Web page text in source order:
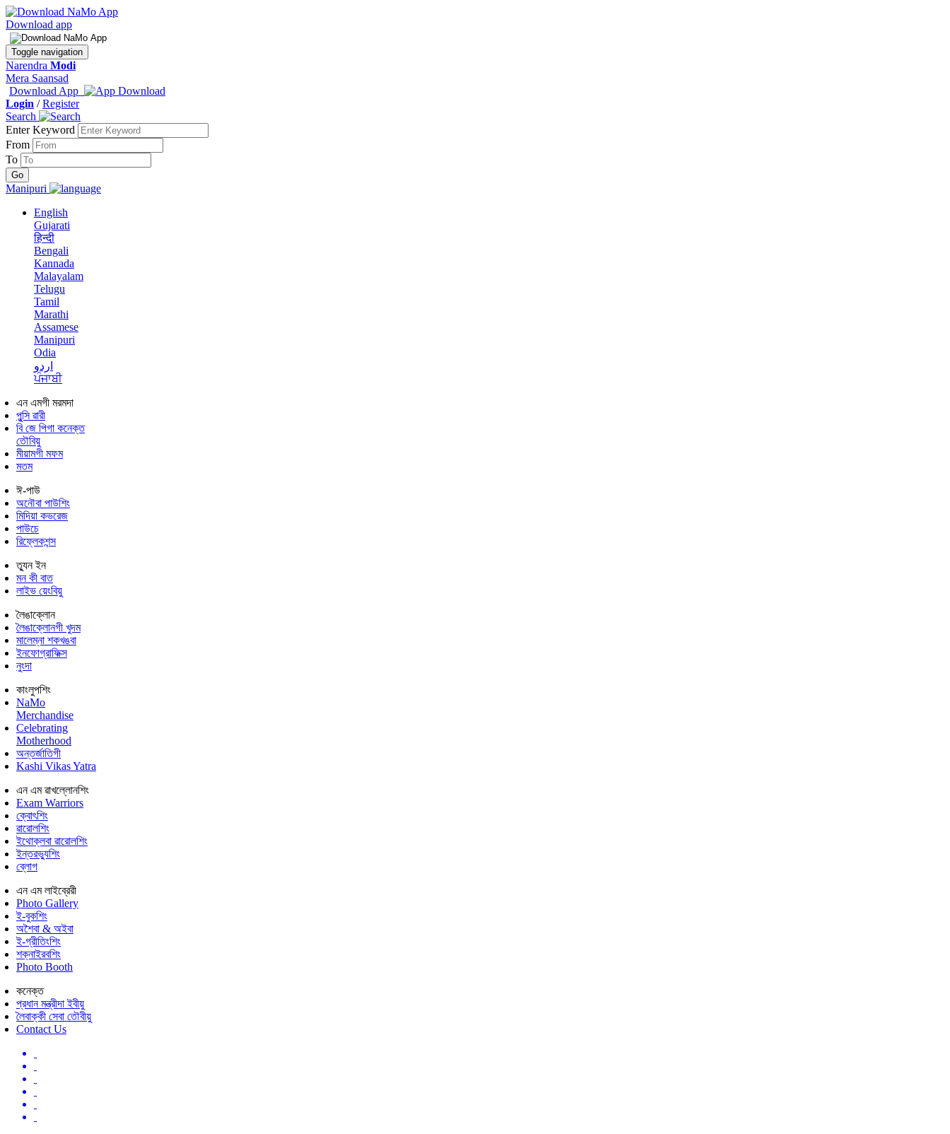
Download app
Toggle navigation
Narendra Modi
Mera Saansad
Download App
Login /Register
Search
Enter Keyword
From
To
Manipuri
English
Gujarati
हिन्दी
Bengali
Kannada
Malayalam
Telugu
Tamil
Marathi
Assamese
Manipuri
Odia
اردو
ਪੰਜਾਬੀ
এন এমগী মরমদা
পুন্সি ৱারী
বি জে পিগা কনেক্ত
তৌবিয়ু
মীয়ামগী মফম
মতম
ঈ-পাউ
অনৌবা পাউশিং
মিদিয়া কভরেজ
পাউচে
রিফ্লেকশন্স
ত্যুন ইন
মন কী বাত
লাইভ য়েংবিয়ু
লৈঙাক্লোন
লৈঙাক্লোনগী খুদম
মালেম্না শকখঙবা
ইনফোগ্রাফিক্স
নুংদা
কাংলুপশিং
NaMo
Merchandise
Celebrating
Motherhood
অন্তর্জাতিগী
Kashi Vikas Yatra
এন এম ৱাখল্লোনশিং
Exam Warriors
ক্বোৎশিং
ৱারোলশিং
ইথোক্লবা ৱারোলশিং
ইন্তরভ্যুশিং
ব্লোগ
এন এম লাইব্রেরী
Photo Gallery
ই-বুকশিং
অশৈবা & অইবা
ই-গ্রীতিংশিং
শক্নাইরবশিং
Photo Booth
কনেক্ত
প্রধান মন্ত্রীদা ইবীয়ু
লৈবাক্কী সেবা তৌবীয়ু
Contact Us